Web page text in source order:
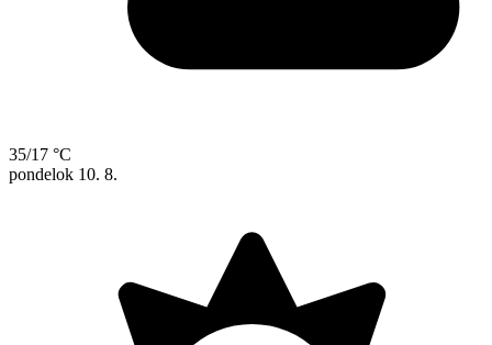
35/17 °C
pondelok 10. 8.